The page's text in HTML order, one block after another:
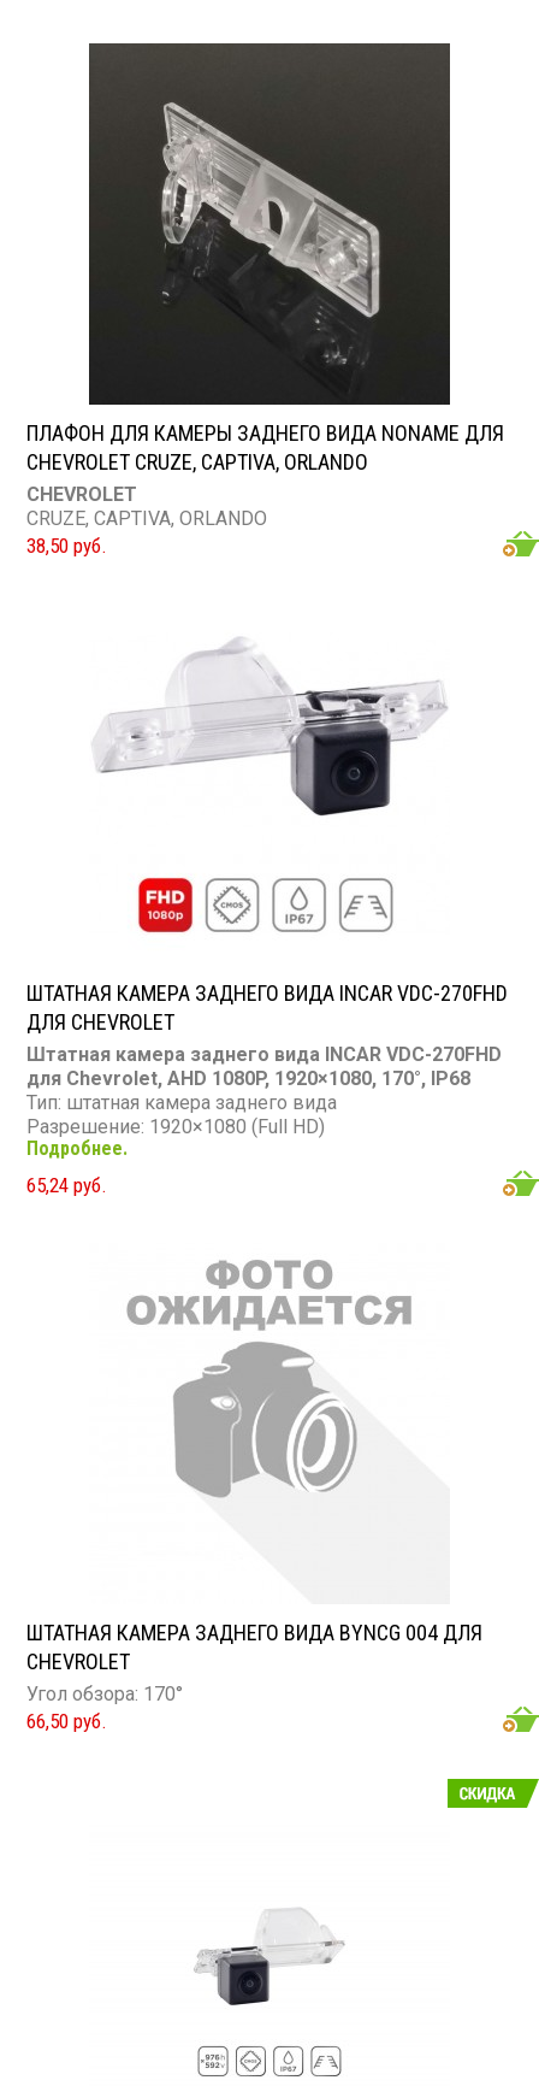
ПЛАФОН ДЛЯ КАМЕРЫ ЗАДНЕГО ВИДА NONAME ДЛЯ
CHEVROLET CRUZE, CAPTIVA, ORLANDO
CHEVROLET
CRUZE, CAPTIVA, ORLANDO
38,50 руб.
ШТАТНАЯ КАМЕРА ЗАДНЕГО ВИДА INCAR VDC-270FHD
ДЛЯ CHEVROLET
Штатная камера заднего вида INCAR VDC-270FHD
для Chevrolet, AHD 1080P, 1920×1080, 170°, IP68
Тип: штатная камера заднего вида
Разрешение: 1920×1080 (Full HD)
Стандарт: AHD 1080P
Сенсор: CMOS 1/3″
Угол обзора: 170°
Рабочая температура: от -30 до +85 °C
Совместимость: Chevrolet Aveo I (2003–2008), Epica
(2006–2009), Lacetti (2003–2008), Lacetti V100 (1998–
2020), Nubira (1997–2003)
Подробнее.
65,24 руб.
ШТАТНАЯ КАМЕРА ЗАДНЕГО ВИДА BYNCG 004 ДЛЯ
CHEVROLET
Угол обзора: 170°
66,50 руб.